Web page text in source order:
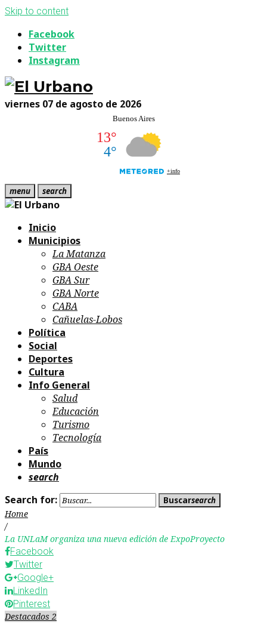
Skip to content
Facebook
Twitter
Instagram
viernes 07 de agosto de 2026
menu search
Inicio
Municipios
La Matanza
GBA Oeste
GBA Sur
GBA Norte
CABA
Cañuelas-Lobos
Política
Social
Deportes
Cultura
Info General
Salud
Educación
Turismo
Tecnología
País
Mundo
search
Search for:
Buscarsearch
Home
/
La UNLaM organiza una nueva edición de ExpoProyecto
Facebook
Twitter
Google+
LinkedIn
Pinterest
Destacados 2